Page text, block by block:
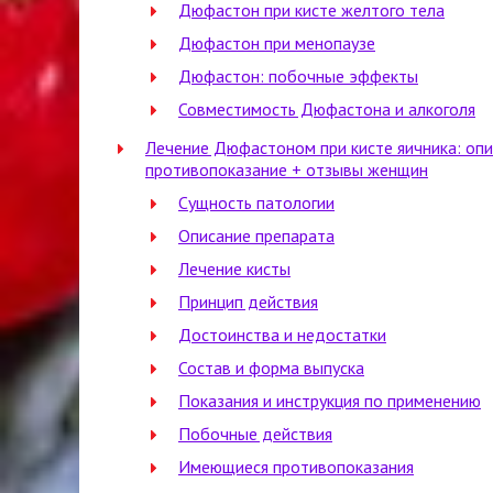
Дюфастон при кисте желтого тела
Дюфастон при менопаузе
Дюфастон: побочные эффекты
Совместимость Дюфастона и алкоголя
Лечение Дюфастоном при кисте яичника:
противопоказание + отзывы женщин
Сущность патологии
Описание препарата
Лечение кисты
Принцип действия
Достоинства и недостатки
Состав и форма выпуска
Показания и инструкция по применению
Побочные действия
Имеющиеся противопоказания